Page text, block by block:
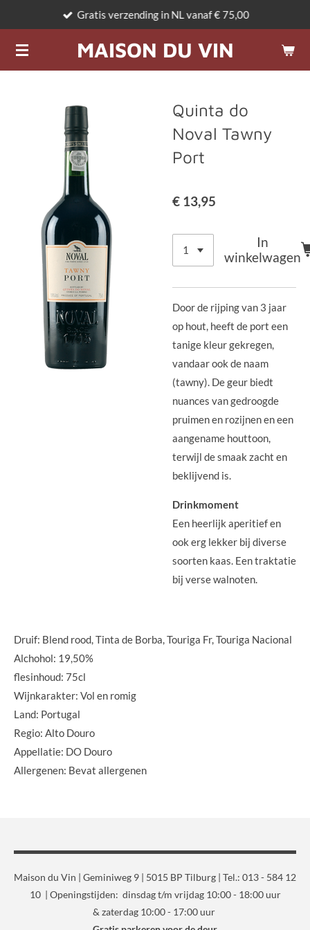
naar
de
MAISON DU VIN
Gratis verzending in NL vanaf € 75,00
Quinta do
Noval Tawny
Port
€ 13,95
In
winkelwagen
Door de rijping van 3 jaar
op hout, heeft de port een
tanige kleur gekregen,
vandaar ook de naam
(tawny). De geur biedt
nuances van gedroogde
pruimen en rozijnen en een
aangename houttoon,
terwijl de smaak zacht en
beklijvend is.
Drinkmoment
Een heerlijk aperitief en
ook erg lekker bij diverse
soorten kaas. Een traktatie
bij verse walnoten.
Druif: Blend rood, Tinta de Borba, Touriga Fr, Touriga Nacional
Alchohol: 19,50%
flesinhoud: 75cl
Wijnkarakter: Vol en romig
Land: Portugal
Regio: Alto Douro
Appellatie: DO Douro
Allergenen: Bevat allergenen
Maison du Vin | Geminiweg 9 | 5015 BP Tilburg | Tel.: 013 - 584 12
10 | Openingstijden: dinsdag t/m vrijdag 10:00 - 18:00 uur
& zaterdag 10:00 - 17:00 uur